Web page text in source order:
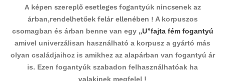
A képen szereplő esetleges fogantyúk nincsenek az
árban,rendelhetőek felár ellenében ! A korpuszos
csomagban és árban benne van egy „U”fajta fém fogantyú
amivel univerzálisan használható a korpusz a gyártó más
olyan családjaihoz is amikhez az alapárban van fogantyú ár
is. Ezen fogantyúk szabadon felhasználhatóak ha
valakinek megfelel !